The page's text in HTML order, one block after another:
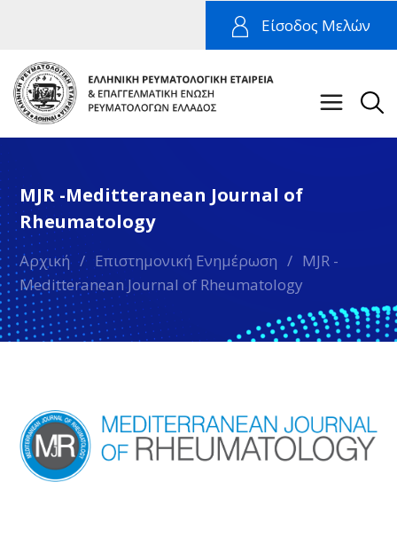
Είσοδος Μελών
MJR -Meditteranean Journal of
Rheumatology
Αρχική / Επιστημονική Ενημέρωση / MJR -
Meditteranean Journal of Rheumatology